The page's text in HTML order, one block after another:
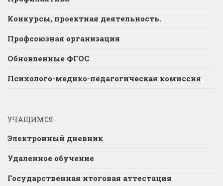
Конкурсы, проектная деятельность.
Профсоюзная организация
Обновленные ФГОС
Психолого-медико-педагогическая комиссия
УЧАЩИМСЯ
Электронный дневник
Удаленное обучение
Государственная итоговая аттестация